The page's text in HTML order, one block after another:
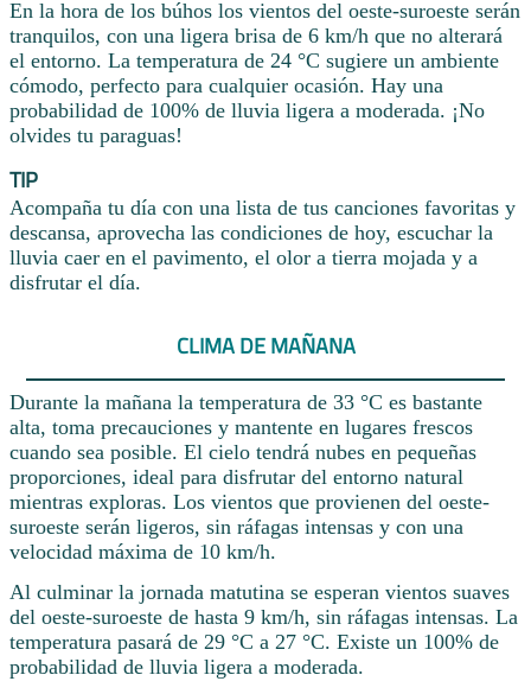
En la hora de los búhos los vientos del oeste-suroeste serán
tranquilos, con una ligera brisa de 6 km/h que no alterará
el entorno. La temperatura de 24 °C sugiere un ambiente
cómodo, perfecto para cualquier ocasión. Hay una
probabilidad de 100% de lluvia ligera a moderada. ¡No
olvides tu paraguas!
TIP
Acompaña tu día con una lista de tus canciones favoritas y
descansa, aprovecha las condiciones de hoy, escuchar la
lluvia caer en el pavimento, el olor a tierra mojada y a
disfrutar el día.
CLIMA DE MAÑANA
Durante la mañana la temperatura de 33 °C es bastante
alta, toma precauciones y mantente en lugares frescos
cuando sea posible. El cielo tendrá nubes en pequeñas
proporciones, ideal para disfrutar del entorno natural
mientras exploras. Los vientos que provienen del oeste-
suroeste serán ligeros, sin ráfagas intensas y con una
velocidad máxima de 10 km/h.
Al culminar la jornada matutina se esperan vientos suaves
del oeste-suroeste de hasta 9 km/h, sin ráfagas intensas. La
temperatura pasará de 29 °C a 27 °C. Existe un 100% de
probabilidad de lluvia ligera a moderada.